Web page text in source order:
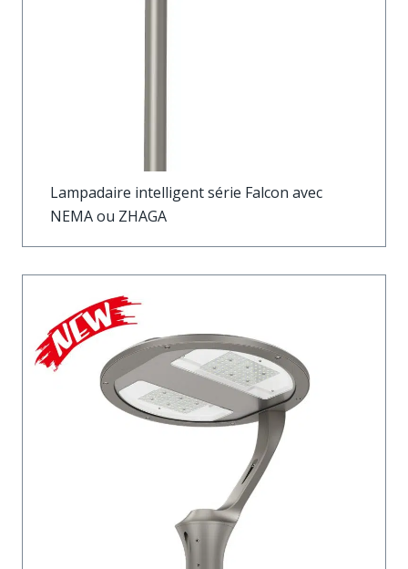
Lampadaire intelligent série Falcon avec
NEMA ou ZHAGA